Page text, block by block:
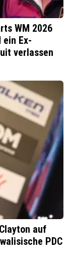
WM 2026
ein Ex-
verlassen
auf
PDC